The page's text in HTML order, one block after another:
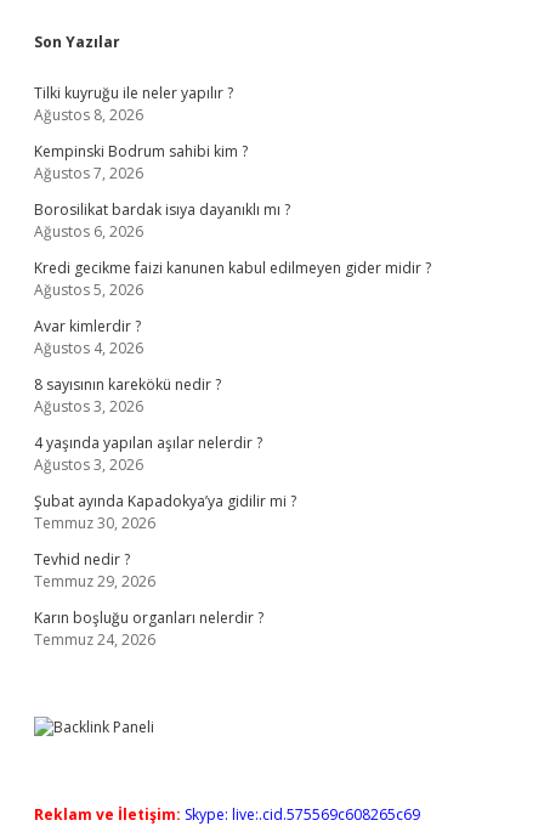
Sidebar
Son Yazılar
Tilki kuyruğu ile neler yapılır ?
Ağustos 8, 2026
Kempinski Bodrum sahibi kim ?
Ağustos 7, 2026
Borosilikat bardak isıya dayanıklı mı ?
Ağustos 6, 2026
Kredi gecikme faizi kanunen kabul edilmeyen gider midir ?
Ağustos 5, 2026
Avar kimlerdir ?
Ağustos 4, 2026
8 sayısının karekökü nedir ?
Ağustos 3, 2026
4 yaşında yapılan aşılar nelerdir ?
Ağustos 3, 2026
Şubat ayında Kapadokya’ya gidilir mi ?
Temmuz 30, 2026
Tevhid nedir ?
Temmuz 29, 2026
Karın boşluğu organları nelerdir ?
Temmuz 24, 2026
Reklam ve İletişim: Skype: live:.cid.575569c608265c69